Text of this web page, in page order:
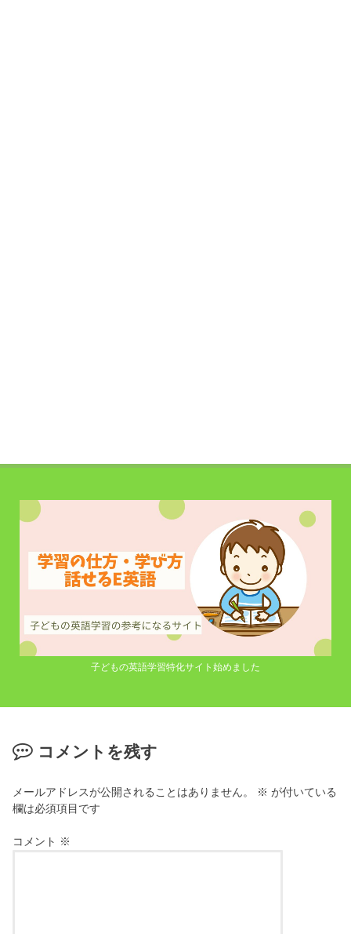
子どもの英語学習特化サイト始めました
コメントを残す
メールアドレスが公開されることはありません。 ※ が付いている
欄は必須項目です
コメント ※